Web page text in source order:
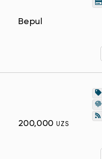
Bepul
200,000UZS